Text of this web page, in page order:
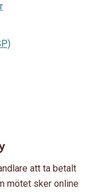
att ta betalt
mötet sker online